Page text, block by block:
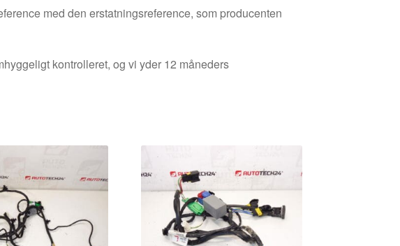
med den erstatningsreference, som producenten
kontrolleret, og vi yder 12 måneders